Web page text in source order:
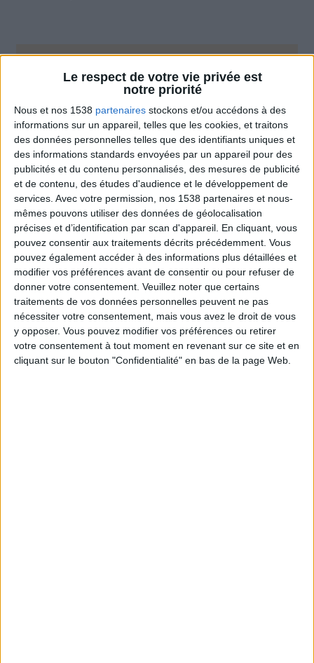
Le respect de votre vie privée est
notre priorité
Nous et nos 1538 partenaires stockons et/ou accédons à des
informations sur un appareil, telles que les cookies, et traitons
des données personnelles telles que des identifiants uniques et
des informations standards envoyées par un appareil pour des
publicités et du contenu personnalisés, des mesures de publicité
et de contenu, des études d'audience et le développement de
services. Avec votre permission, nos 1538 partenaires et nous-
mêmes pouvons utiliser des données de géolocalisation
précises et d’identification par scan d'appareil. En cliquant, vous
pouvez consentir aux traitements décrits précédemment. Vous
pouvez également accéder à des informations plus détaillées et
modifier vos préférences avant de consentir ou pour refuser de
donner votre consentement. Veuillez noter que certains
traitements de vos données personnelles peuvent ne pas
nécessiter votre consentement, mais vous avez le droit de vous
y opposer. Vous pouvez modifier vos préférences ou retirer
votre consentement à tout moment en revenant sur ce site et en
cliquant sur le bouton "Confidentialité" en bas de la page Web.
Combien de kilos souhaitez-vous perdre ?
5 kilos
kilos
10 kilos
Webinaires en direct Voir tout
Chaque semaine, posez vos questions en live
en participant à des vidéo-conférences avec
Jean-Michel et les diététiciennes du
programme.